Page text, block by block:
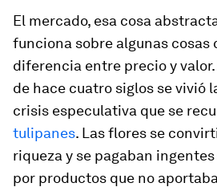
El mercado, esa cosa
funciona sobre algunas cosas
diferencia entre precio y valor.
de hace cuatro siglos se vivió
crisis especulativa que se
tulipanes. Las flores se
riqueza y se pagaban
por productos que no